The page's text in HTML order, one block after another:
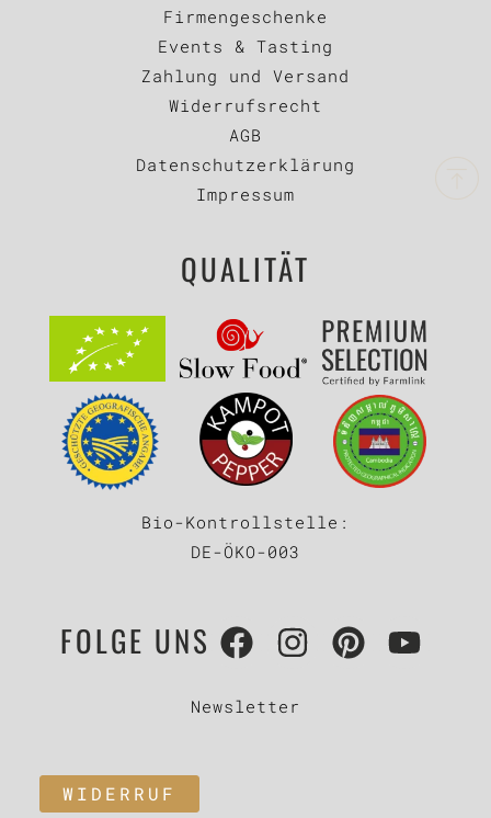
Firmengeschenke
Events & Tasting
Zahlung und Versand
Widerrufsrecht
AGB
Datenschutzerklärung
Impressum
QUALITÄT
Bio-Kontrollstelle:
DE-ÖKO-003
FOLGE UNS
Newsletter
WIDERRUF